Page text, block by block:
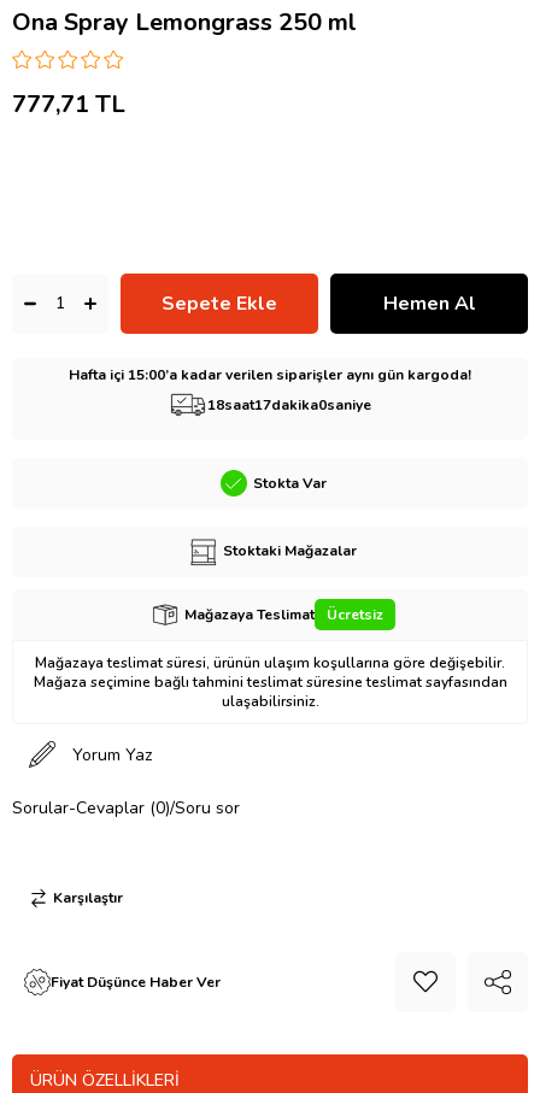
Ona Spray Lemongrass 250 ml
777,71 TL
Hafta içi 15:00’a kadar verilen siparişler aynı gün kargoda!
18saat16dakika59saniye
Stokta Var
Stoktaki Mağazalar
Mağazaya Teslimat Ücretsiz
Mağazaya teslimat süresi, ürünün ulaşım koşullarına göre değişebilir.
Mağaza seçimine bağlı tahmini teslimat süresine teslimat sayfasından
ulaşabilirsiniz.
Yorum Yaz
Sorular-Cevaplar (0)/Soru sor
Karşılaştır
Fiyat Düşünce Haber Ver
ÜRÜN ÖZELLIKLERI